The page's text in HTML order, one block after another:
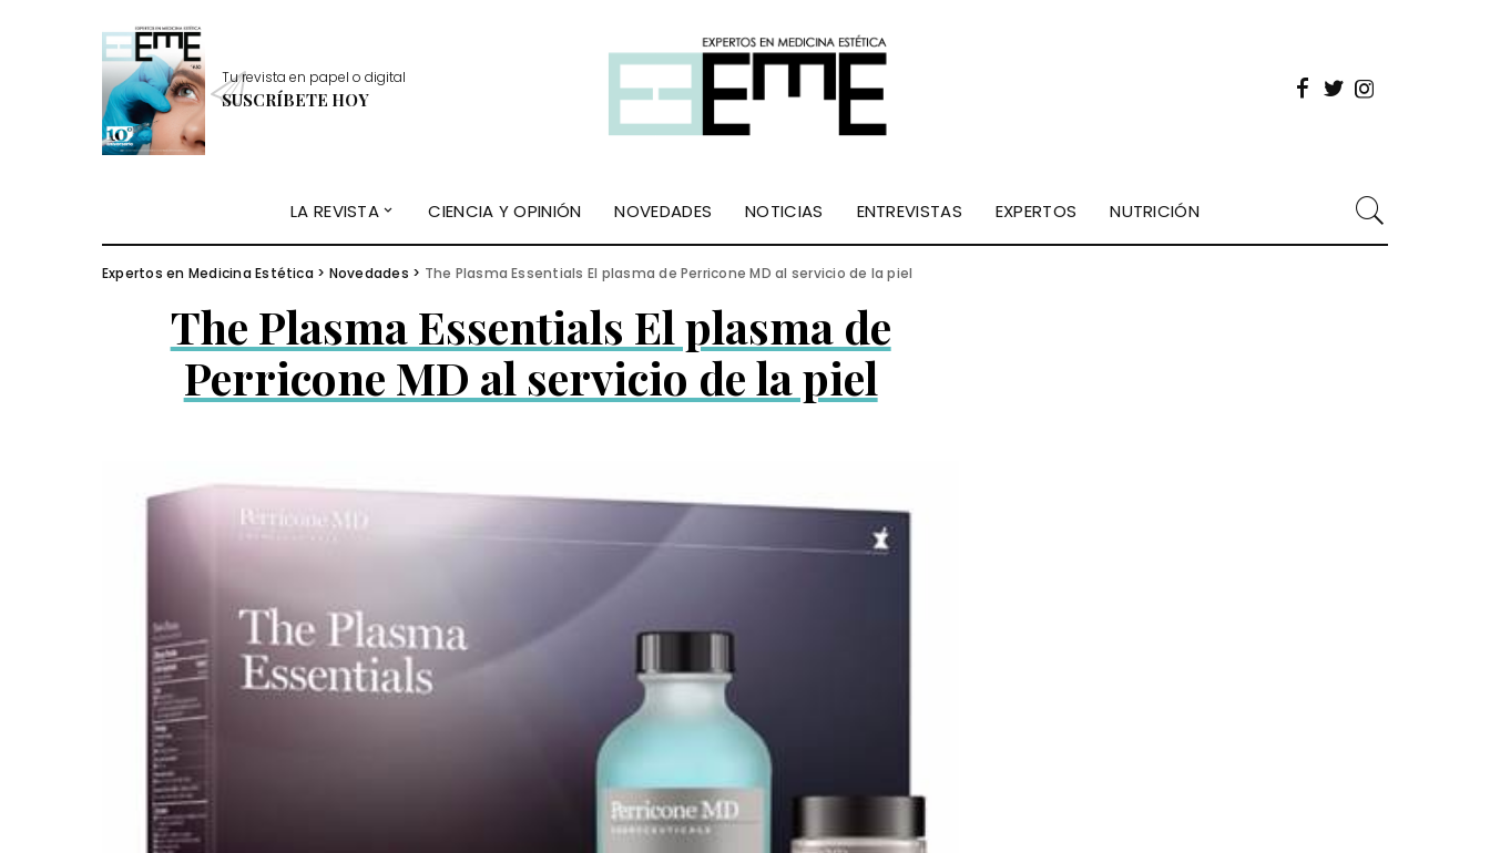
Tu revista en papel o digital
SUSCRÍBETE HOY
LA REVISTA CIENCIA Y OPINIÓN NOVEDADES NOTICIAS ENTREVISTAS EXPERTOS NUTRICIÓN
Expertos en Medicina Estética > Novedades > The Plasma Essentials El plasma de Perricone MD al servicio de la piel
The Plasma Essentials El plasma de
Perricone MD al servicio de la piel